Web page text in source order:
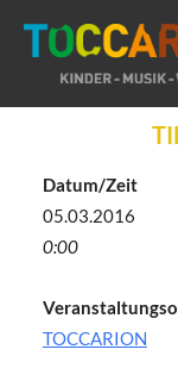
InhaltDatum/Zeit
05.03.2016
0:00
TOCCARION